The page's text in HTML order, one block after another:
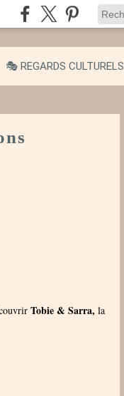
🎭 REGARDS CULTURELS
Tobie & Sarra, la